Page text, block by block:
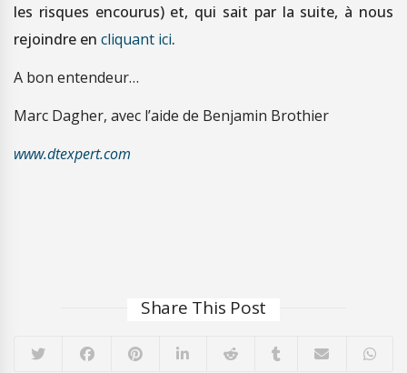
les risques encourus) et, qui sait par la suite, à nous
rejoindre en cliquant ici.
A bon entendeur…
Marc Dagher, avec l’aide de Benjamin Brothier
www.dtexpert.com
Share This Post